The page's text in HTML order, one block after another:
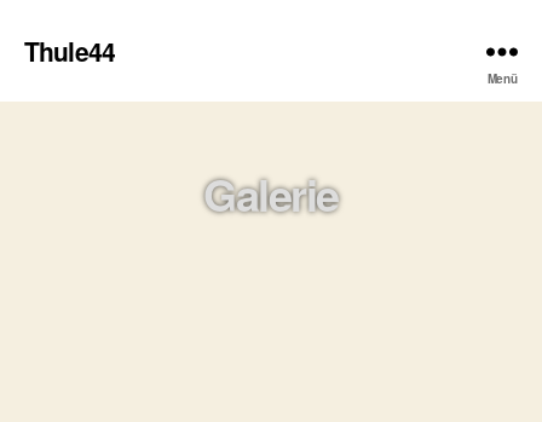
Thule44
Menü
Galerie